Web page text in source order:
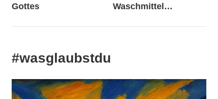
Gottes
Waschmittel…
#wasglaubstdu